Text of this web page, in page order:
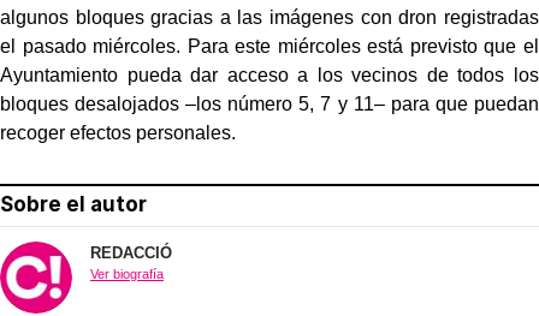
algunos bloques gracias a las imágenes con dron registradas
el pasado miércoles. Para este miércoles está previsto que el
Ayuntamiento pueda dar acceso a los vecinos de todos los
bloques desalojados –los número 5, 7 y 11– para que puedan
recoger efectos personales.
Sobre el autor
REDACCIÓ
Ver biografía